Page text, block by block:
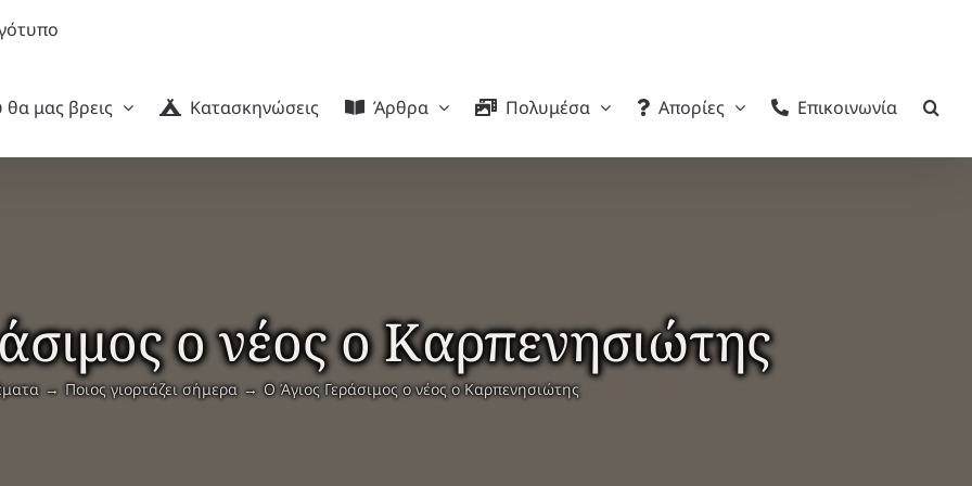
μας βρεις
Κατασκηνώσεις Άρθρα Πολυμέσα Απορίες Επικοινωνία
ο νέος ο Καρπενησιώτης
Ποιος γιορτάζει σήμερα Ο Άγιος Γεράσιμος ο νέος ο Καρπενησιώτης